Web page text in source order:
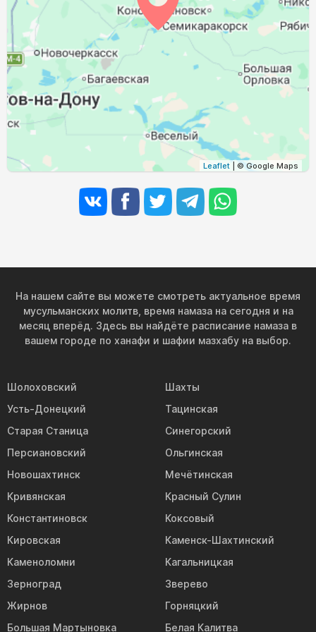
30, Вс 05:33 12:17 16:02 19:02 20:33
31, Пн 03:56 05:34 12:17 16:01 19:00 20:31
Leaflet | © Google Maps
На нашем сайте вы можете смотреть актуальное время
мусульманских молитв, время намаза на сегодня и на
месяц вперёд. Здесь вы найдёте расписание намаза в
вашем городе по ханафи и шафии мазхабу на выбор.
Шолоховский
Шахты
Усть-Донецкий
Тацинская
Старая Станица
Синегорский
Персиановский
Ольгинская
Новошахтинск
Мечётинская
Кривянская
Красный Сулин
Константиновск
Коксовый
Кировская
Каменск-Шахтинский
Каменоломни
Кагальницкая
Зерноград
Зверево
Жирнов
Горняцкий
Большая Мартыновка
Белая Калитва